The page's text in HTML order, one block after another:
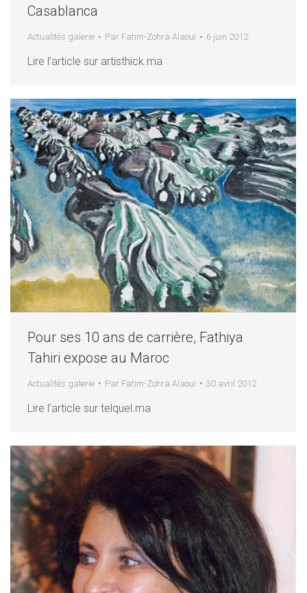
Casablanca
Actualités galerie Par Fatim-Zohra Alaoui 6 juin 2012
Lire l’article sur artisthick.ma
Pour ses 10 ans de carrière, Fathiya
Tahiri expose au Maroc
Actualités galerie Par Fatim-Zohra Alaoui 30 avril 2012
Lire l’article sur telquel.ma